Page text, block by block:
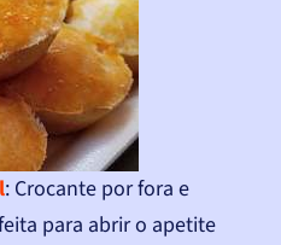
: Crocante por fora e
para abrir o apetite